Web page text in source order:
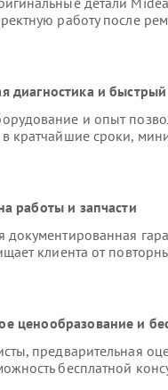
работу после
диагностика и
и опыт
кратчайшие сроки,
работы и запчасти
документированная
клиента от
ценообразование и
предварительная
бесплатной